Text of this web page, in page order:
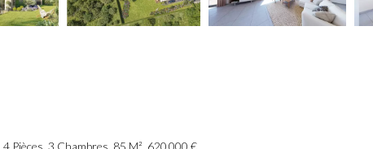
Pièces, 3 Chambres, 85 M², 620 000 €